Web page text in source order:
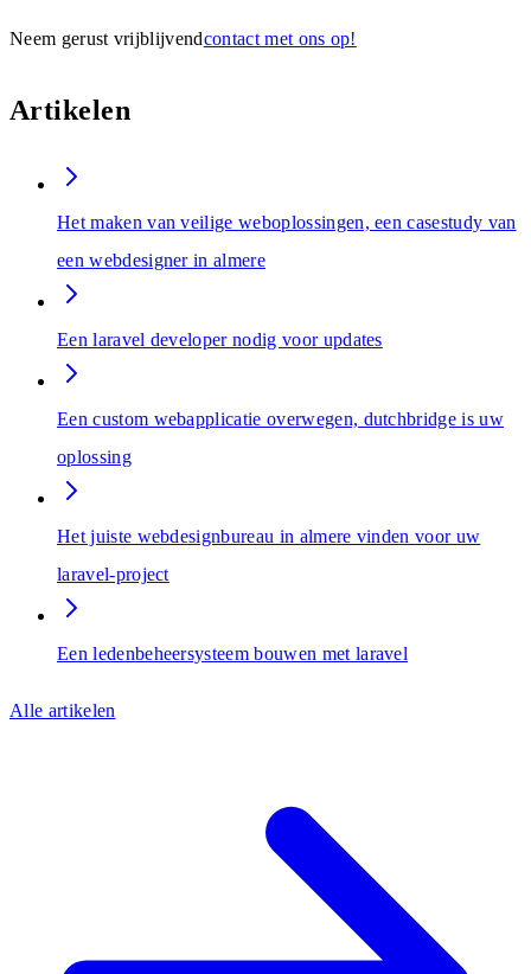
Neem gerust vrijblijvendcontact met ons op!
Artikelen
Het maken van veilige weboplossingen, een casestudy van
een webdesigner in almere
Een laravel developer nodig voor updates
Een custom webapplicatie overwegen, dutchbridge is uw
oplossing
Het juiste webdesignbureau in almere vinden voor uw
laravel-project
Een ledenbeheersysteem bouwen met laravel
Alle artikelen